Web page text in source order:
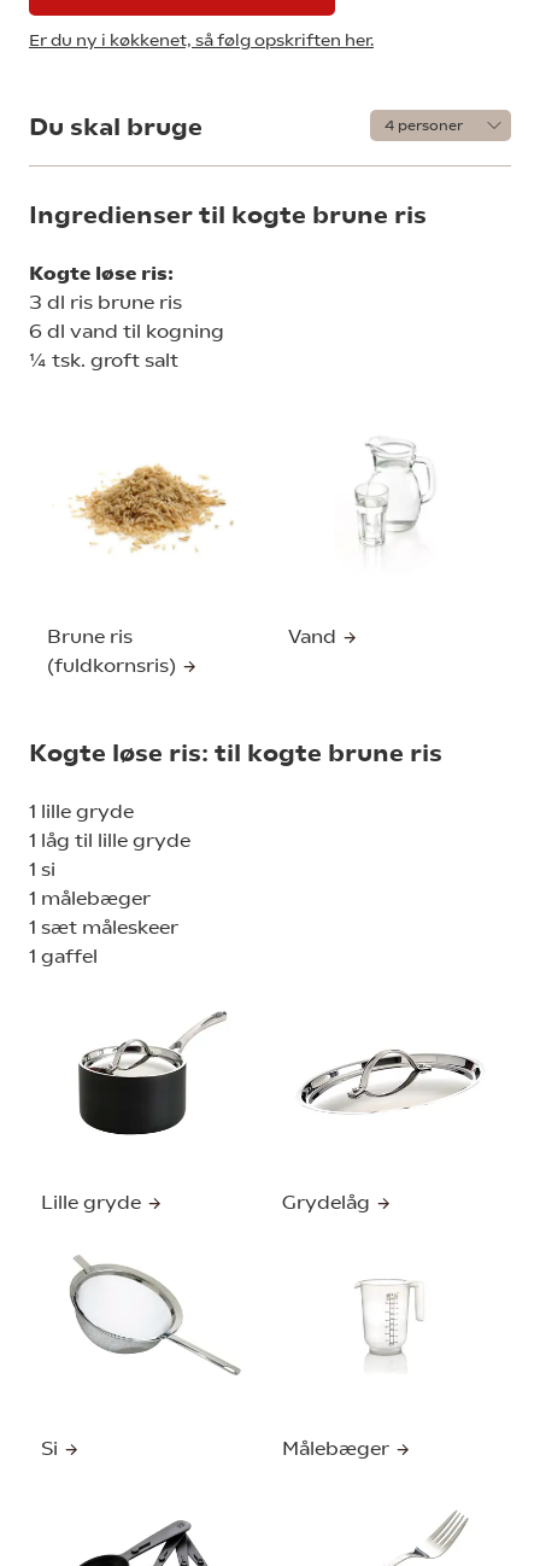
Er du ny i køkkenet, så følg opskriften her.
Du skal bruge
Ingredienser til kogte brune ris
Kogte løse ris:
3 dl ris brune ris
6 dl vand til kogning
¼ tsk. groft salt
Brune ris
(fuldkornsris)
Vand
Kogte løse ris: til kogte brune ris
1 lille gryde
1 låg til lille gryde
1 si
1 målebæger
1 sæt måleskeer
1 gaffel
Lille gryde Grydelåg
Si Målebæger